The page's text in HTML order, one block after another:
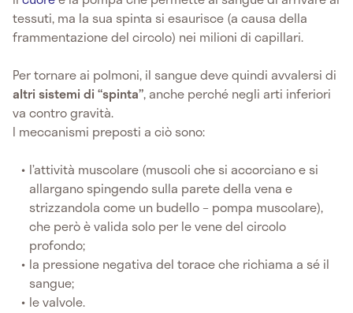
tessuti, ma la sua spinta si esaurisce (a causa della
frammentazione del circolo) nei milioni di capillari.
Per tornare ai polmoni, il sangue deve quindi avvalersi di
altri sistemi di “spinta”, anche perché negli arti inferiori
va contro gravità.
I meccanismi preposti a ciò sono:
l’attività muscolare (muscoli che si accorciano e si
allargano spingendo sulla parete della vena e
strizzandola come un budello – pompa muscolare),
che però è valida solo per le vene del circolo
profondo;
la pressione negativa del torace che richiama a sé il
sangue;
le valvole.